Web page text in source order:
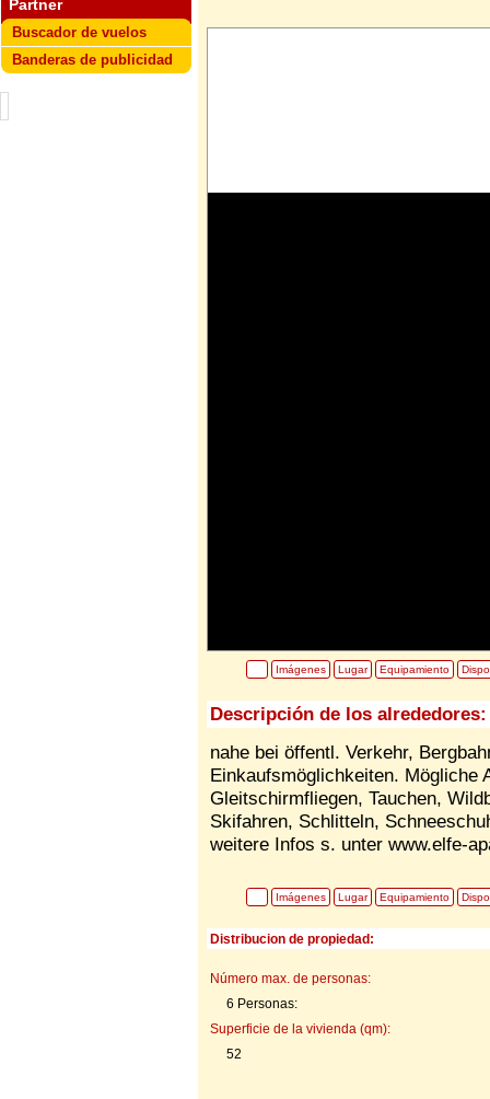
Partner
Buscador de vuelos
Banderas de publicidad
Imágenes Lugar Equipamiento
Descripción de los alrededores:
nahe bei öffentl. Verkehr,
Einkaufsmöglichkeiten. Mögliche
Gleitschirmfliegen, Tauchen,
Skifahren, Schlitteln,
weitere Infos s. unter www.elfe-
Imágenes Lugar Equipamiento
Distribucion de propiedad:
Número max. de personas:
6 Personas:
Superficie de la vivienda (qm):
52